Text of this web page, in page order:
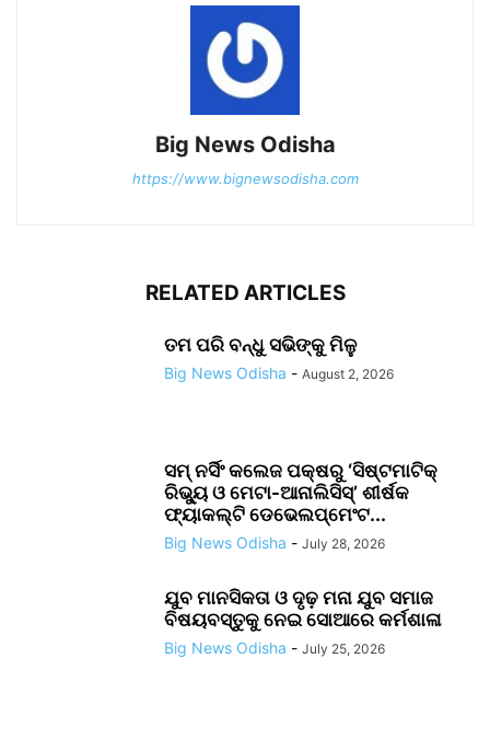
Big News Odisha
https://www.bignewsodisha.com
RELATED ARTICLES
ତମ ପରି ବନ୍ଧୁ ସଭିଙ୍କୁ ମିଳୁ
Big News Odisha - August 2, 2026
ସମ୍ ନର୍ସିଂ କଲେଜ ପକ୍ଷରୁ ‘ସିଷ୍ଟମାଟିକ୍
ରିଭ୍ୟୁ ଓ ମେଟା-ଆନାଲିସିସ୍‌’ ଶୀର୍ଷକ
ଫ୍ୟାକଲ୍ଟି ଡେଭେଲପ୍‌ମେଂଟ...
Big News Odisha - July 28, 2026
ଯୁବ ମାନସିକତା ଓ ଦୃଢ଼ ମନା ଯୁବ ସମାଜ
ବିଷୟବସ୍ତୁକୁ ନେଇ ସୋଆରେ କର୍ମଶାଳା
Big News Odisha - July 25, 2026